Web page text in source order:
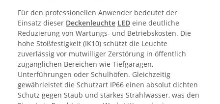
Für den professionellen Anwender bedeutet der
Einsatz dieser Deckenleuchte LED eine deutliche
Reduzierung von Wartungs- und Betriebskosten. Die
hohe Stoßfestigkeit (IK10) schützt die Leuchte
zuverlässig vor mutwilliger Zerstörung in öffentlich
zugänglichen Bereichen wie Tiefgaragen,
Unterführungen oder Schulhöfen. Gleichzeitig
gewährleistet die Schutzart IP66 einen absolut dichten
Schutz gegen Staub und starkes Strahlwasser, was den